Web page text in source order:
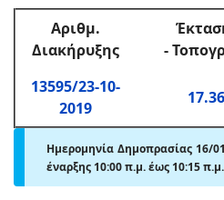
Αριθμ.
Διακήρυξης
-
13595/23-10-
2019
Ημερομηνία Δημοπρασίας 16/
έναρξης 10:00 π.μ. έως 10:15 π.μ.